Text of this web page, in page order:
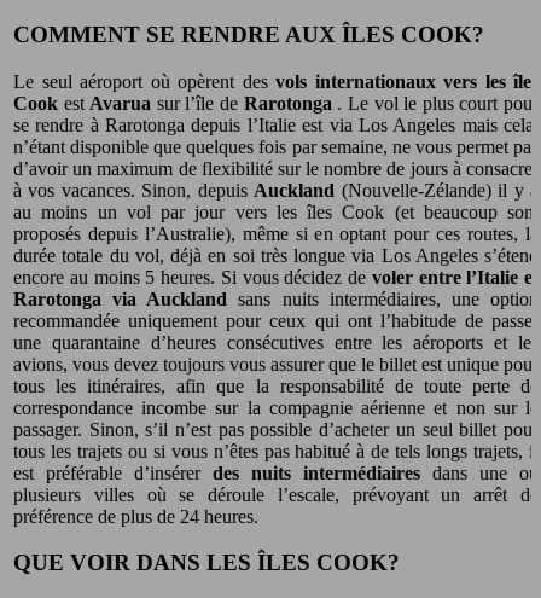
COMMENT SE RENDRE AUX ÎLES COOK?
Le seul aéroport où opèrent des vols internationaux vers les îles
Cook est Avarua sur l’île de Rarotonga . Le vol le plus court pour
se rendre à Rarotonga depuis l’Italie est via Los Angeles mais cela,
n’étant disponible que quelques fois par semaine, ne vous permet pas
d’avoir un maximum de flexibilité sur le nombre de jours à consacrer
à vos vacances. Sinon, depuis Auckland (Nouvelle-Zélande) il y a
au moins un vol par jour vers les îles Cook (et beaucoup sont
proposés depuis l’Australie), même si en optant pour ces routes, la
durée totale du vol, déjà en soi très longue via Los Angeles s’étend
encore au moins 5 heures. Si vous décidez de voler entre l’Italie et
Rarotonga via Aucklandsans nuits intermédiaires, une option
recommandée uniquement pour ceux qui ont l’habitude de passer
une quarantaine d’heures consécutives entre les aéroports et les
avions, vous devez toujours vous assurer que le billet est unique pour
tous les itinéraires, afin que la responsabilité de toute perte de
correspondance incombe sur la compagnie aérienne et non sur le
passager. Sinon, s’il n’est pas possible d’acheter un seul billet pour
tous les trajets ou si vous n’êtes pas habitué à de tels longs trajets, il
est préférable d’insérer des nuits intermédiaires dans une ou
plusieurs villes où se déroule l’escale, prévoyant un arrêt de
préférence de plus de 24 heures.
QUE VOIR DANS LES ÎLES COOK?